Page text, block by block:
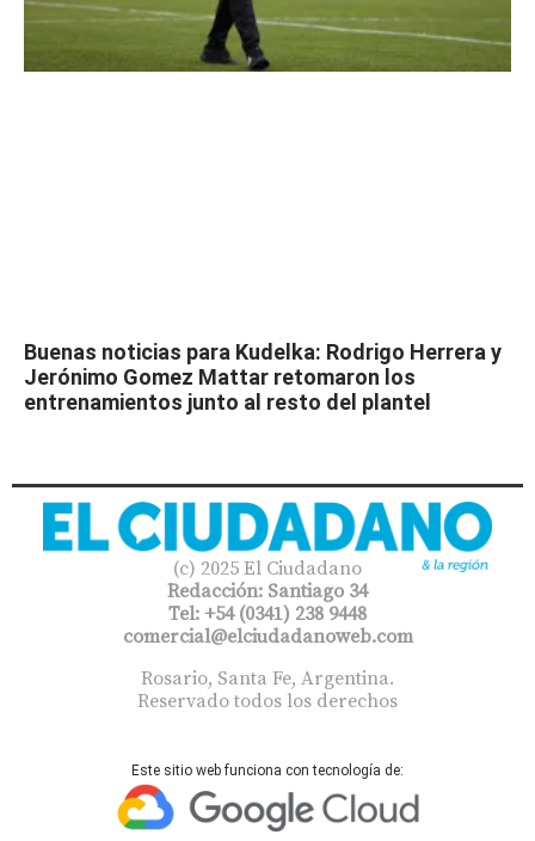
Buenas noticias para Kudelka: Rodrigo Herrera y
Jerónimo Gomez Mattar retomaron los
entrenamientos junto al resto del plantel
(c) 2025 El Ciudadano
Redacción: Santiago 34
Tel: +54 (0341) 238 9448
comercial@elciudadanoweb.com​
Rosario, Santa Fe, Argentina.
Reservado todos los derechos
Este sitio web funciona con tecnología de: